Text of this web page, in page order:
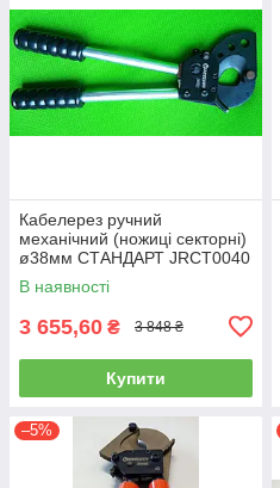
Кабелерез ручний
механічний (ножиці секторні)
ø38мм СТАНДАРТ JRCT0040
В наявності
3 655,60 ₴ 3 848 ₴
Купити
–5%